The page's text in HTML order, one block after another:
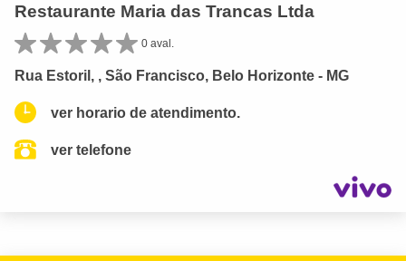
Restaurante Maria das Trancas Ltda
0 aval.
Rua Estoril, , São Francisco, Belo Horizonte - MG
ver horario de atendimento.
ver telefone